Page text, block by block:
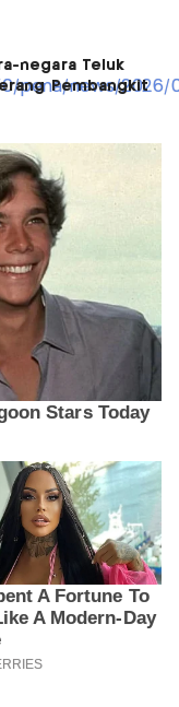
negara Teluk
Pembangkit